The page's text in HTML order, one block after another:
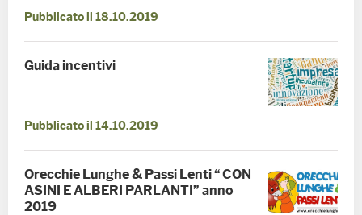
Pubblicato il 18.10.2019
Guida incentivi
Pubblicato il 14.10.2019
Orecchie Lunghe & Passi Lenti “ CON
ASINI E ALBERI PARLANTI” anno
2019